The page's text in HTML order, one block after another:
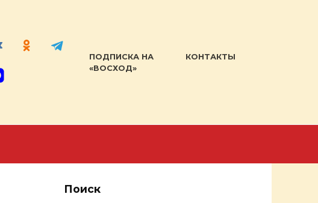
ПОДПИСКА НА
«ВОСХОД»
КОНТАКТЫ
Поиск